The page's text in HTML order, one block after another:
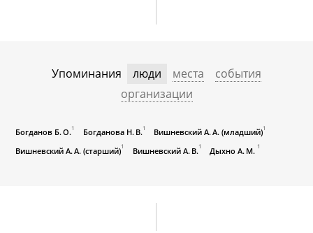
Упоминания люди места
события
организации
Богданов Б. О. 1 Богданова Н. В. 1 Вишневский А. А. (младший)1
Вишневский А. А. (старший)1 Вишневский А. В. 1 Дыхно А. М. 1